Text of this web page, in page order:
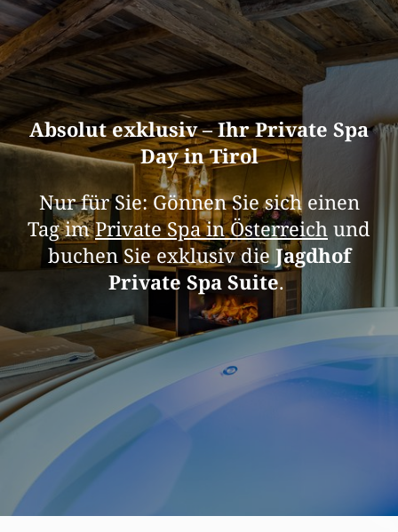
Absolut exklusiv – Ihr Private Spa
Day in Tirol
Nur für Sie: Gönnen Sie sich einen
Tag imPrivate Spa in Österreich und
buchen Sie exklusiv die Jagdhof
Private Spa Suite.